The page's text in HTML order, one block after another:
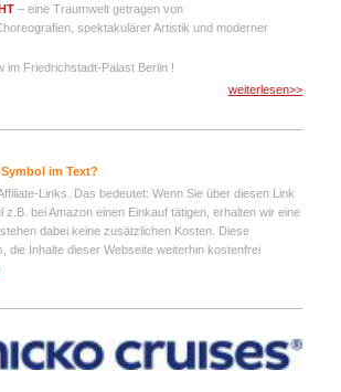
– eine Traumwelt getragen von
spektakulärer Artistik und moderner
im Friedrichstadt-Palast Berlin !
weiterlesen>>
im Text?
Links. Das bedeutet: Wenn Sie über diesen Link
z.B. bei Amazon einen Einkauf tätigen, erhalten wir eine
dabei keine zusätzlichen Kosten. Diese
die Inhalte dieser Webseite weiterhin kostenfrei